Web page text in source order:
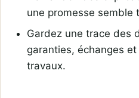
une promesse semble
Gardez une trace des
garanties, échanges
travaux.